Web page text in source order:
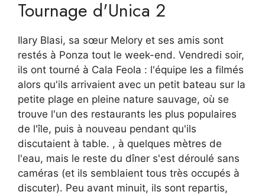
Tournage d'Unica 2
Ilary Blasi, sa sœur Melory et ses amis sont
restés à Ponza tout le week-end. Vendredi soir,
ils ont tourné à Cala Feola : l'équipe les a filmés
alors qu'ils arrivaient avec un petit bateau sur la
petite plage en pleine nature sauvage, où se
trouve l'un des restaurants les plus populaires
de l'île, puis à nouveau pendant qu'ils
discutaient à table. , à quelques mètres de
l'eau, mais le reste du dîner s'est déroulé sans
caméras (et ils semblaient tous très occupés à
discuter). Peu avant minuit, ils sont repartis,